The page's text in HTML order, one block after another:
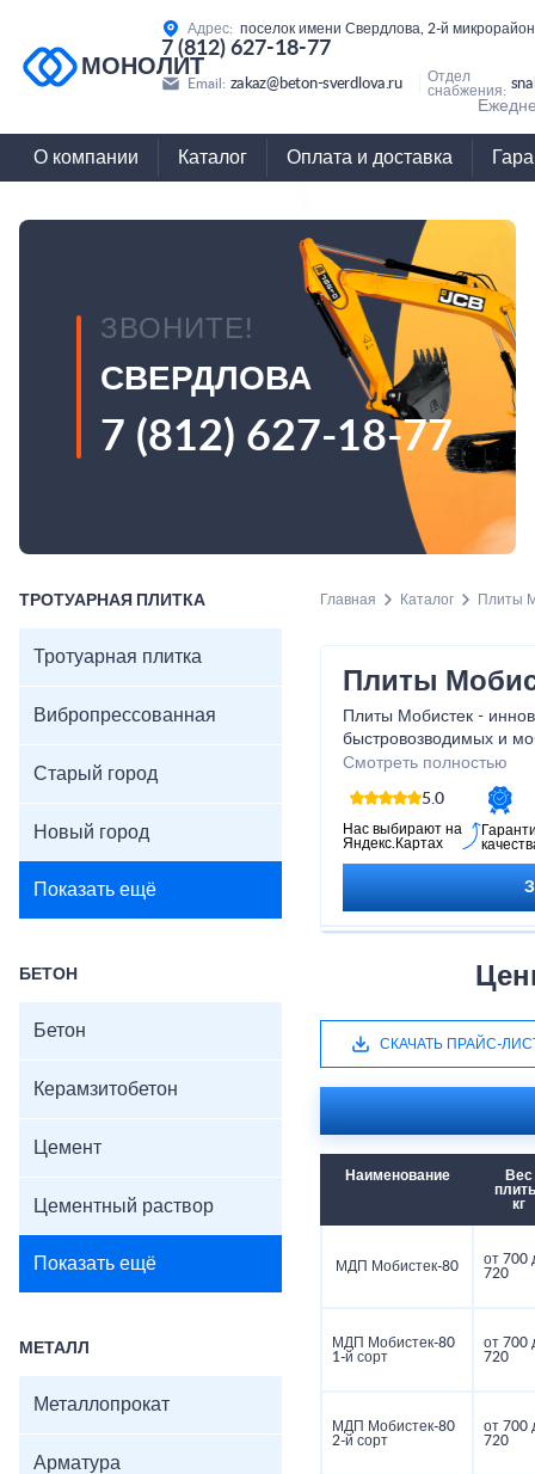
МОНОЛИТ
Адрес: поселок имени Свердлова, 2-й
7 (812) 627-18-77
Email: zakaz@beton-sverdlova.ru
Отдел
снабжения:
О компании Каталог Оплата и доставка
ЗВОНИТЕ!
СВЕРДЛОВА
7 (812) 627-18-77
ТРОТУАРНАЯ ПЛИТКА
Тротуарная плитка
Вибропрессованная
Старый город
Новый город
Показать ещё
БЕТОН
Бетон
Керамзитобетон
Цемент
Цементный раствор
Показать ещё
МЕТАЛЛ
Металлопрокат
Арматура
Главная Каталог Плиты
Плиты
Плиты Мобистек -
быстровозводимых и
требующих
строительство и
таких случаях эти
как это передовое
прочность,
Смотреть полностью
5.0
Нас выбирают на
Яндекс.Картах
СКАЧАТЬ ПРАЙС-
Наименование
Вес
кг
МДП Мобистек-80
от 700
720
МДП Мобистек-80
1-й сорт
от 700
720
МДП Мобистек-80
2-й сорт
от 700
720